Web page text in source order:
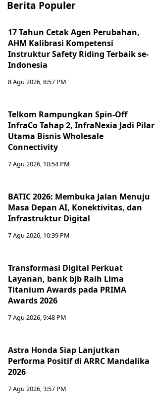
Berita Populer
17 Tahun Cetak Agen Perubahan,
AHM Kalibrasi Kompetensi
Instruktur Safety Riding Terbaik se-
Indonesia
8 Agu 2026, 8:57 PM
Telkom Rampungkan Spin-Off
InfraCo Tahap 2, InfraNexia Jadi Pilar
Utama Bisnis Wholesale
Connectivity
7 Agu 2026, 10:54 PM
BATIC 2026: Membuka Jalan Menuju
Masa Depan AI, Konektivitas, dan
Infrastruktur Digital
7 Agu 2026, 10:39 PM
Transformasi Digital Perkuat
Layanan, bank bjb Raih Lima
Titanium Awards pada PRIMA
Awards 2026
7 Agu 2026, 9:48 PM
Astra Honda Siap Lanjutkan
Performa Positif di ARRC Mandalika
2026
7 Agu 2026, 3:57 PM